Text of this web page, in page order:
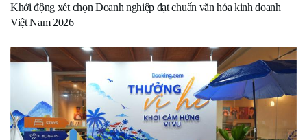
Khởi động xét chọn Doanh nghiệp đạt chuẩn văn hóa kinh doanh
Việt Nam 2026